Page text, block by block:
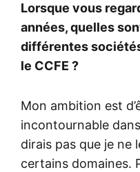
Lorsque vous
années, quelles
différentes
le CCFE ?
Mon ambition est
incontournable
dirais pas que je ne
certains domaines.